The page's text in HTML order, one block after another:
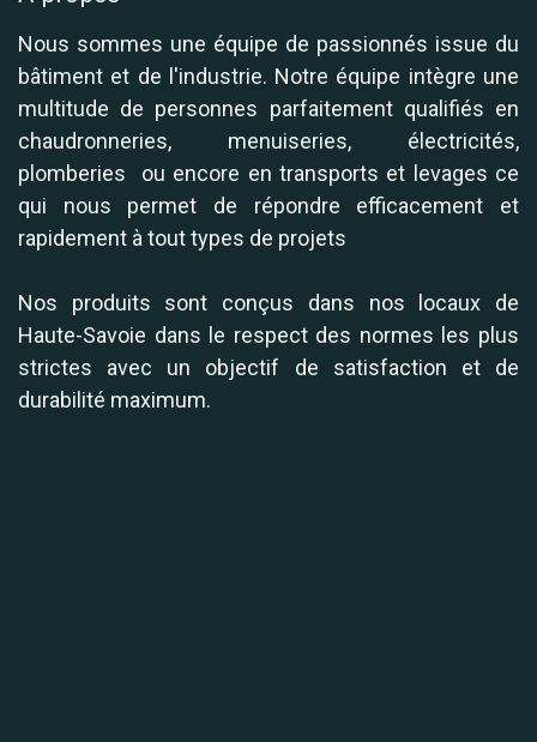
Nous sommes une équipe de passionnés issue du
bâtiment et de l'industrie. Notre équipe intègre une
multitude de personnes parfaitement qualifiés en
chaudronneries, menuiseries, électricités,
plomberies ou encore en transports et levages ce
qui nous permet de répondre efficacement et
rapidement à tout types de projets
Nos produits sont conçus dans nos locaux de
Haute-Savoie dans le respect des normes les plus
strictes avec un objectif de satisfaction et de
durabilité maximum.